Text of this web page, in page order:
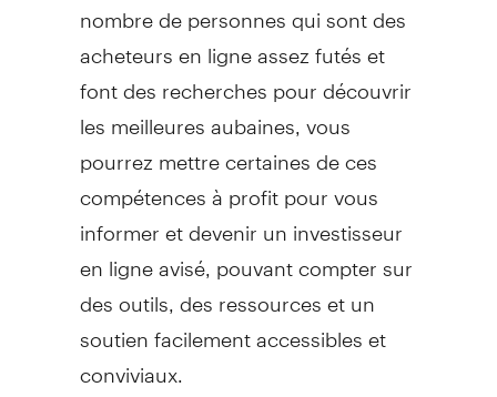
nombre de personnes qui sont des
acheteurs en ligne assez futés et
font des recherches pour découvrir
les meilleures aubaines, vous
pourrez mettre certaines de ces
compétences à profit pour vous
informer et devenir un investisseur
en ligne avisé, pouvant compter sur
des outils, des ressources et un
soutien facilement accessibles et
conviviaux.